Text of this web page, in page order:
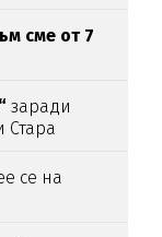
сме от 7
заради
Стара
се на